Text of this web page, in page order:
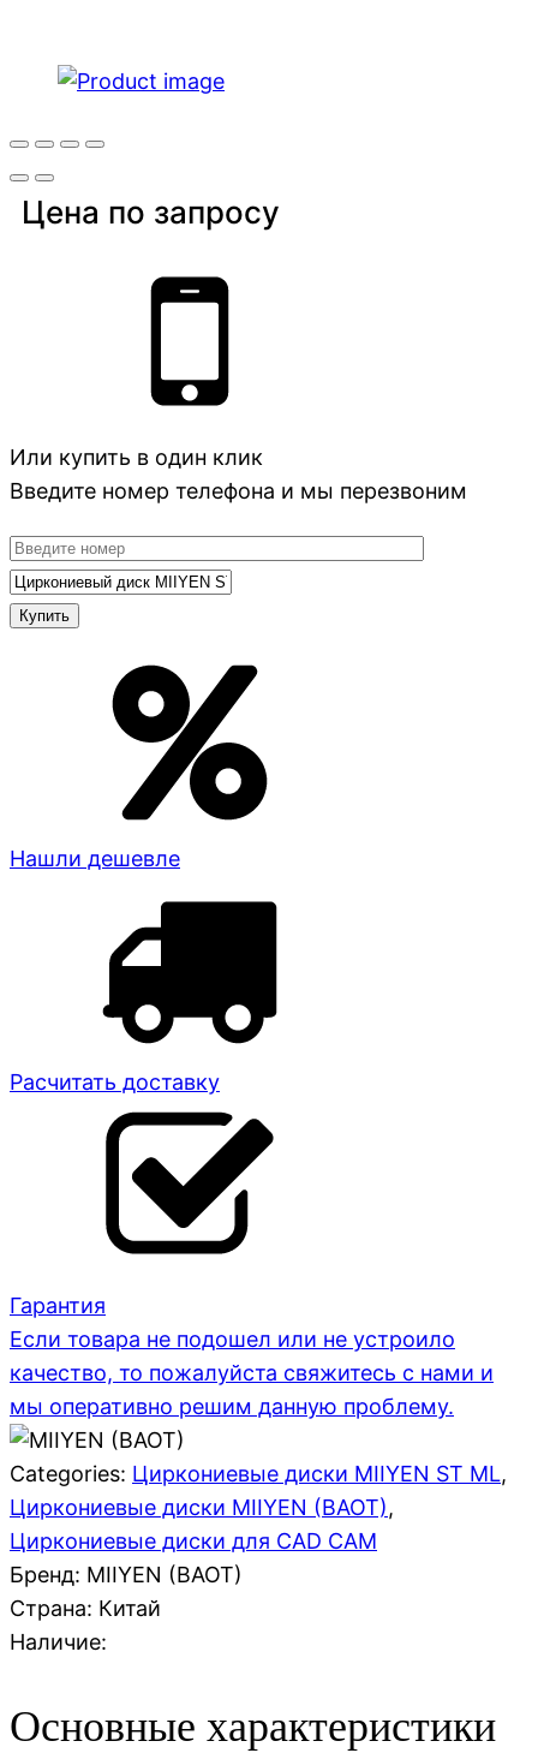
Цена по запросу
Или купить в один клик
Введите номер телефона и мы перезвоним
Нашли дешевле
Расчитать доставку
Гарантия
Если товара не подошел или не устроило
качество, то пожалуйста свяжитесь с нами и
мы оперативно решим данную проблему.
Categories: Циркониевые диски MIIYEN ST ML,
Циркониевые диски MIIYEN (BAOT),
Циркониевые диски для CAD CAM
Бренд: MIIYEN (BAOT)
Страна: Китай
Наличие:
Основные характеристики